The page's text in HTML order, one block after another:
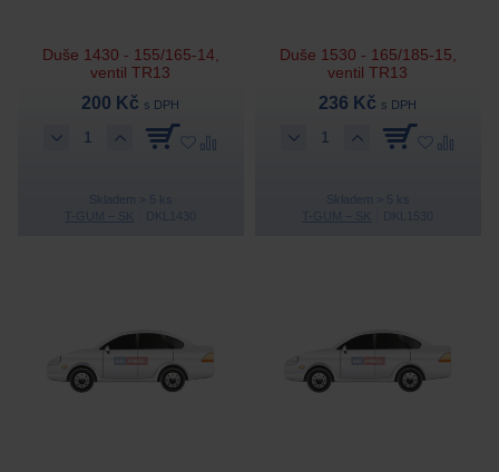
Duše 1430 - 155/165-14,
ventil TR13
200 Kč s DPH
Skladem > 5 ks
Duše 1530 - 165/185-15,
ventil TR13
236 Kč s DPH
Skladem > 5 ks